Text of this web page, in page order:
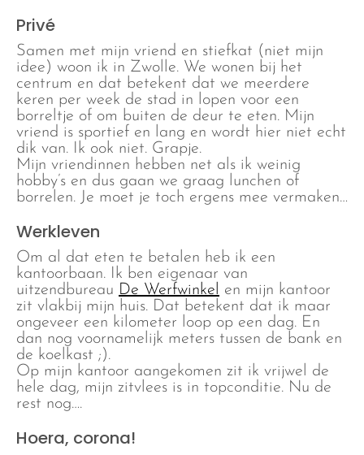
Privé
Samen met mijn vriend en stiefkat (niet mijn
idee) woon ik in Zwolle. We wonen bij het
centrum en dat betekent dat we meerdere
keren per week de stad in lopen voor een
borreltje of om buiten de deur te eten. Mijn
vriend is sportief en lang en wordt hier niet echt
dik van. Ik ook niet. Grapje.
Mijn vriendinnen hebben net als ik weinig
hobby’s en dus gaan we graag lunchen of
borrelen. Je moet je toch ergens mee vermaken…
Werkleven
Om al dat eten te betalen heb ik een
kantoorbaan. Ik ben eigenaar van
uitzendbureau De Werfwinkel en mijn kantoor
zit vlakbij mijn huis. Dat betekent dat ik maar
ongeveer een kilometer loop op een dag. En
dan nog voornamelijk meters tussen de bank en
de koelkast ;).
Op mijn kantoor aangekomen zit ik vrijwel de
hele dag, mijn zitvlees is in topconditie. Nu de
rest nog….
Hoera, corona!